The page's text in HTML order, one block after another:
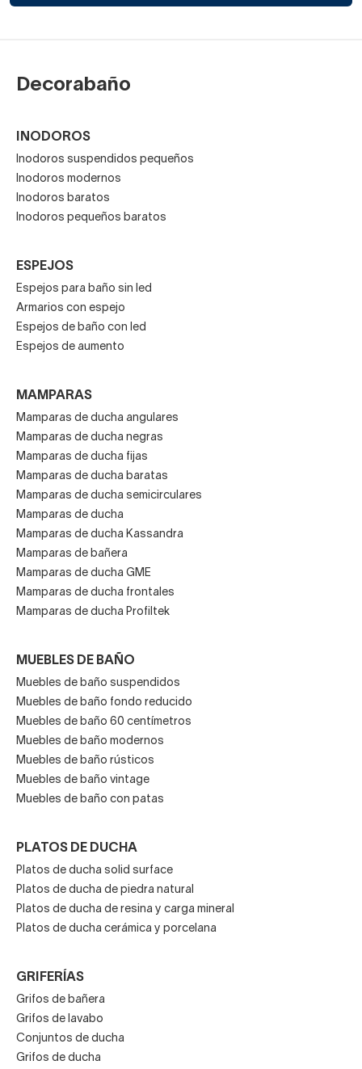
Decorabaño
INODOROS
Inodoros suspendidos pequeños
Inodoros modernos
Inodoros baratos
Inodoros pequeños baratos
ESPEJOS
Espejos para baño sin led
Armarios con espejo
Espejos de baño con led
Espejos de aumento
MAMPARAS
Mamparas de ducha angulares
Mamparas de ducha negras
Mamparas de ducha fijas
Mamparas de ducha baratas
Mamparas de ducha semicirculares
Mamparas de ducha
Mamparas de ducha Kassandra
Mamparas de bañera
Mamparas de ducha GME
Mamparas de ducha frontales
Mamparas de ducha Profiltek
MUEBLES DE BAÑO
Muebles de baño suspendidos
Muebles de baño fondo reducido
Muebles de baño 60 centímetros
Muebles de baño modernos
Muebles de baño rústicos
Muebles de baño vintage
Muebles de baño con patas
PLATOS DE DUCHA
Platos de ducha solid surface
Platos de ducha de piedra natural
Platos de ducha de resina y carga mineral
Platos de ducha cerámica y porcelana
GRIFERÍAS
Grifos de bañera
Grifos de lavabo
Conjuntos de ducha
Grifos de ducha